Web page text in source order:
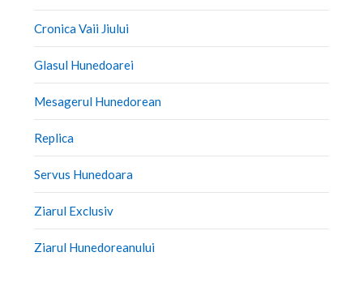
Cronica Vaii Jiului
Glasul Hunedoarei
Mesagerul Hunedorean
Replica
Servus Hunedoara
Ziarul Exclusiv
Ziarul Hunedoreanului